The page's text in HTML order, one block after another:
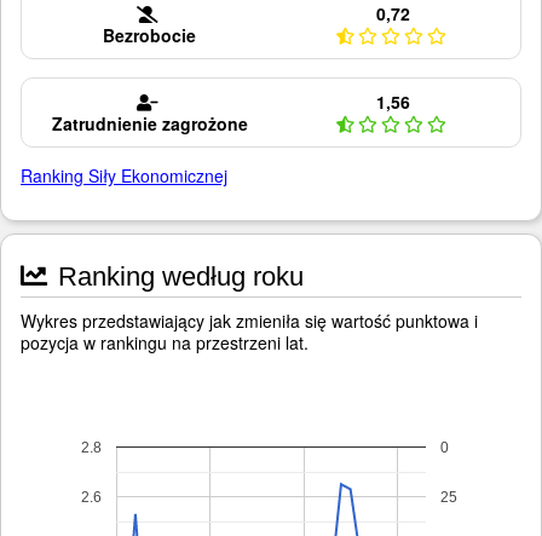
Bezrobocie
0,72
Zatrudnienie zagrożone
1,56
Ranking Siły Ekonomicznej
Ranking według roku
Wykres przedstawiający jak zmieniła się wartość punktowa i
pozycja w rankingu na przestrzeni lat.
2.6
2.8 0
25